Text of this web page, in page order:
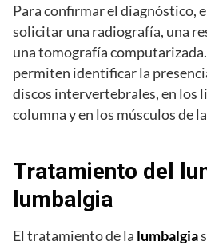
Para confirmar el diagnóstico,
solicitar una radiografía, una
una tomografía
permiten identificar la
discos intervertebrales, en los
columna y en los músculos de
Tratamiento del
lumbalgia
El tratamiento de la lumbalgia